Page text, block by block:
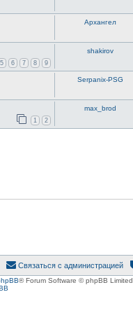
Архангел
5 6 7 8 9
shakirov
Serpanix-PSG
1 2
max_brod
Связаться с администрацией
® Forum Software © phpBB Limited